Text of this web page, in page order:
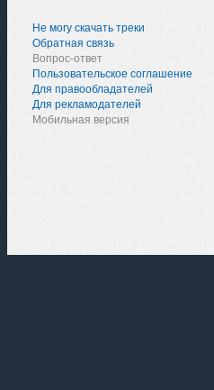
Не могу скачать треки
Обратная связь
Вопрос-ответ
Пользовательское соглашение
Для правообладателей
Для рекламодателей
Мобильная версия